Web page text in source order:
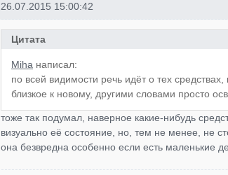
26.07.2015 15:00:42
Цитата
Miha написал:
по всей видимости речь идёт о тех
близкое к новому, другими словами просто
тоже так подумал, наверное какие-нибудь
визуально её состояние, но, тем не менее, не
она безвредна особенно если есть маленькие